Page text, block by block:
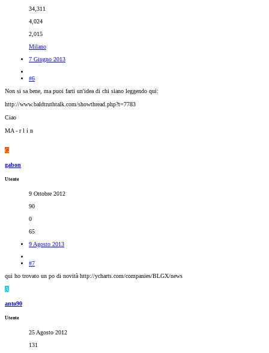
34,311
4,024
2,015
Milano
7 Giugno 2013
#6
Non si sa bene, ma puoi farti un'idea di chi siano leggendo qui:
http://www.baldtruthtalk.com/showthread.php?t=7783
Ciao
MA - r l i n
G
gabon
Utente
9 Ottobre 2012
90
0
65
9 Agosto 2013
#7
qui ho trovato un po di novità http://ycharts.com/companies/BLGX/news
A
anto90
Utente
25 Agosto 2012
131